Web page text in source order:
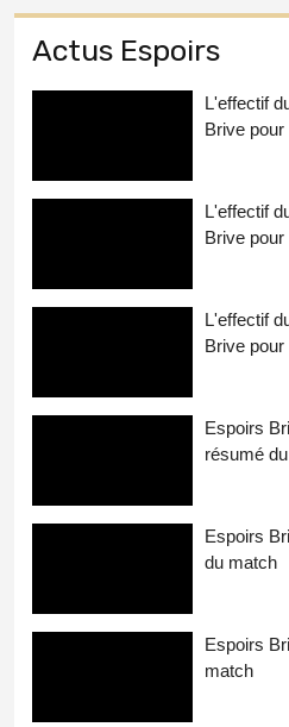
Actus Espoirs
L'effectif
Brive
L'effectif
Brive
L'effectif
Brive
Espoirs
résumé
Espoirs
du match
Espoirs
match